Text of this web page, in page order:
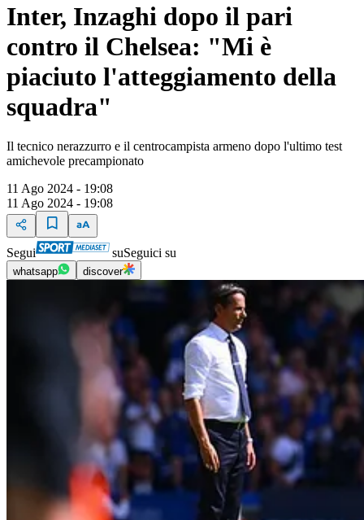
Inter, Inzaghi dopo il pari
contro il Chelsea: "Mi è
piaciuto l'atteggiamento della
squadra"
Il tecnico nerazzurro e il centrocampista armeno dopo l'ultimo test
amichevole precampionato
11 Ago 2024 - 19:08
11 Ago 2024 - 19:08
Segui suSeguici su
whatsapp discover